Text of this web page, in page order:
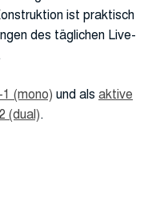
ist praktisch
des täglichen Live-
(mono) und als aktive
(dual).